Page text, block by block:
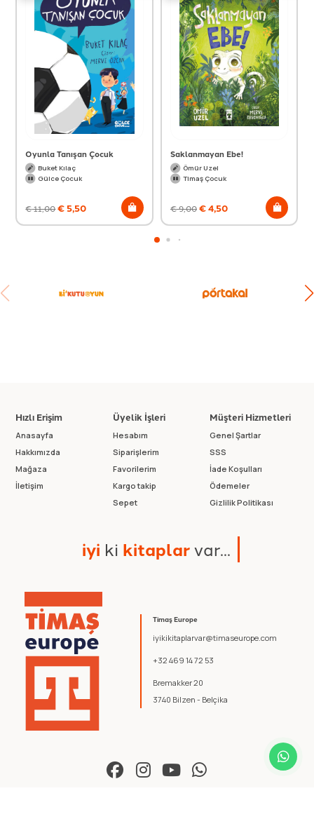
Oyunla Tanışan Çocuk
Buket Kılaç
Gülce Çocuk
€11,00€ 5,50
Saklanmayan Ebe!
Ömür Uzel
Timaş Çocuk
€9,00€4,50
Timaş Europe
iyikikitaplarvar@timaseurope.com
+32 469 14 72 53
Bremakker 20
3740 Bilzen - Belçika
Hızlı Erişim
Anasayfa
Hakkımızda
Mağaza
İletişim
Üyelik İşleri
Hesabım
Siparişlerim
Favorilerim
Kargo takip
Sepet
Müşteri Hizmetleri
Genel Şartlar
SSS
İade Koşulları
Ödemeler
Gizlilik Politikası
iyi ki kitaplarvar...